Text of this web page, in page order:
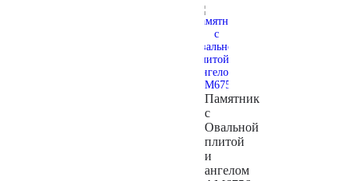
Памятник
с
Овальной
плитой
и
ангелом